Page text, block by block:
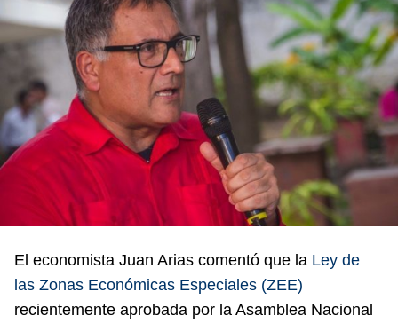
El economista Juan Arias comentó que la Ley de
las Zonas Económicas Especiales (ZEE)
recientemente aprobada por la Asamblea Nacional